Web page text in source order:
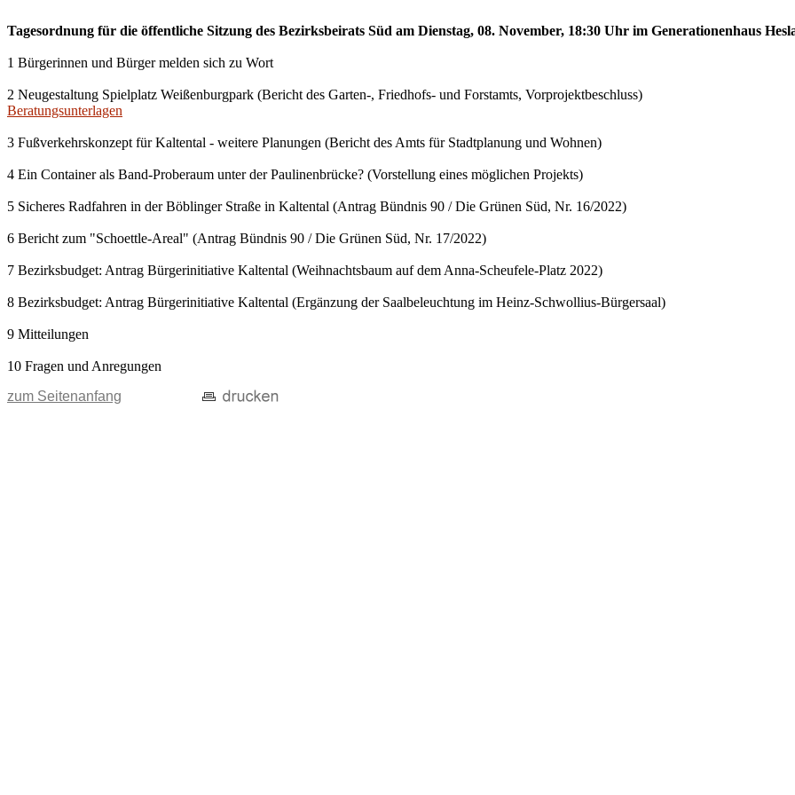
Tagesordnung für die öffentliche Sitzung des Bezirksbeirats Süd am Dienstag, 08. November, 18:30 Uhr im Generationenhaus
1 Bürgerinnen und Bürger melden sich zu Wort
2 Neugestaltung Spielplatz Weißenburgpark (Bericht des Garten-, Friedhofs- und Forstamts, Vorprojektbeschluss)
Beratungsunterlagen
3 Fußverkehrskonzept für Kaltental - weitere Planungen (Bericht des Amts für Stadtplanung und Wohnen)
4 Ein Container als Band-Proberaum unter der Paulinenbrücke? (Vorstellung eines möglichen Projekts)
5 Sicheres Radfahren in der Böblinger Straße in Kaltental (Antrag Bündnis 90 / Die Grünen Süd, Nr. 16/2022)
6 Bericht zum "Schoettle-Areal" (Antrag Bündnis 90 / Die Grünen Süd, Nr. 17/2022)
7 Bezirksbudget: Antrag Bürgerinitiative Kaltental (Weihnachtsbaum auf dem Anna-Scheufele-Platz 2022)
8 Bezirksbudget: Antrag Bürgerinitiative Kaltental (Ergänzung der Saalbeleuchtung im Heinz-Schwollius-Bürgersaal)
9 Mitteilungen
10 Fragen und Anregungen
zum Seitenanfang